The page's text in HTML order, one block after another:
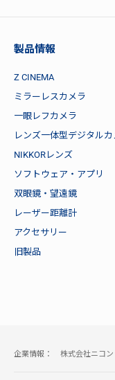
製品情報
Z CINEMA
ミラーレスカメラ
一眼レフカメラ
レンズ一体型デジタルカ
NIKKORレンズ
ソフトウェア・アプリ
双眼鏡・望遠鏡
レーザー距離計
アクセサリー
旧製品
企業情報： 株式会社ニコン